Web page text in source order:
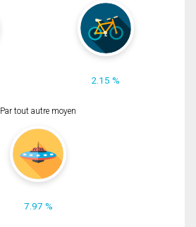
2.15 %
Par tout autre moyen
7.97 %